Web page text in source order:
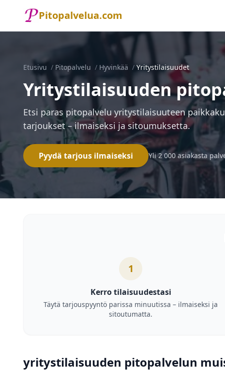
Pitopalvelua.com
Etusivu / Pitopalvelu / Hyvinkää / Yritystilaisuudet
Yritystilaisuuden
Etsi paras pitopalvelu yritystilaisuuteen
tarjoukset – ilmaiseksi ja sitoumuksetta.
Pyydä tarjous ilmaiseksi Yli 2 000 asiakasta
1
Kerro tilaisuudestasi
Täytä tarjouspyyntö parissa minuutissa – ilmaiseksi ja
sitoutumatta.
yritystilaisuuden pitopalvelun